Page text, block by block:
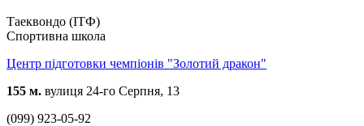
Таеквондо (ІТФ)
Спортивна школа
Центр підготовки чемпіонів "Золотий дракон"
155 м. вулиця 24-го Серпня, 13
(099) 923-05-92